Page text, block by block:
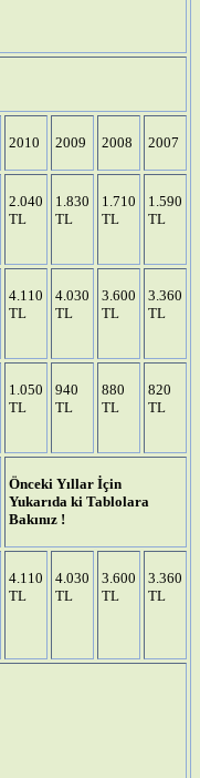
2010 2009 2008 2007
2.040
TL
1.830
TL
1.710
TL
1.590
TL
4.110
TL
4.030
TL
3.600
TL
3.360
TL
1.050
TL
940
TL
880
TL
820
TL
Önceki Yıllar İçin
Yukarıda ki Tablolara
Bakınız !
4.110
TL
4.030
TL
3.600
TL
3.360
TL